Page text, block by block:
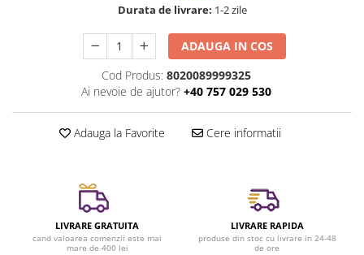
Durata de livrare: 1-2 zile
ADAUGA IN COS
Cod Produs: 8020089999325
Ai nevoie de ajutor? +40 757 029 530
Adauga la Favorite Cere informatii
LIVRARE GRATUITA
cand valoarea comenzii este mai
mare de 400 lei
LIVRARE RAPIDA
produse din stoc cu livrare in 24-48
de ore